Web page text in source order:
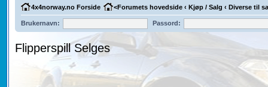
4x4norway.no Forside <Forumets hovedside ‹ Kjøp / Salg ‹ Diverse til
Brukernavn: Passord:
Flipperspill Selges